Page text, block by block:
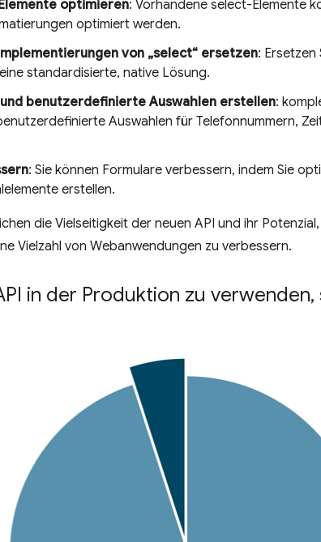
optimieren: Vorhandene select-Elemente
optimiert werden.
von „select“ ersetzen: Ersetzen
standardisierte, native Lösung.
benutzerdefinierte Auswahlen erstellen:
Auswahlen für Telefonnummern,
: Sie können Formulare verbessern, indem Sie
erstellen.
die Vielseitigkeit der neuen API und ihr
Vielzahl von Webanwendungen zu verbessern.
in der Produktion zu verwenden,